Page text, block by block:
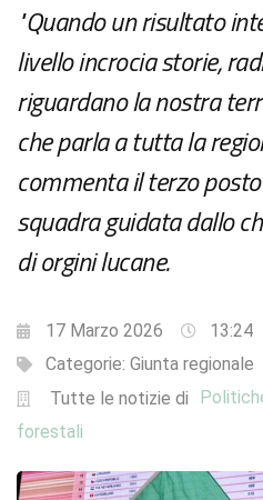
"Quando un risultato
livello incrocia storie,
riguardano la nostra
che parla a tutta la
commenta il terzo
squadra guidata dallo
di orgini lucane.
17 Marzo 2026
13:24
Categorie: Giunta regionale
Tutte le notizie di
forestali